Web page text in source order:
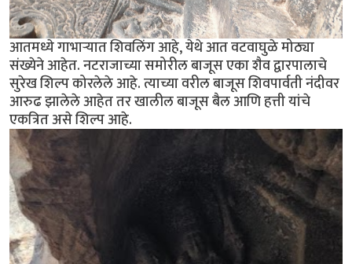
आतमध्ये गाभार्‍यात शिवलिंग आहे, येथे आत वटवाघुळे मोठ्या
संख्येने आहेत. नटराजाच्या समोरील बाजूस एका शैव द्वारपालाचे
सुरेख शिल्प कोरलेले आहे. त्याच्या वरील बाजूस शिवपार्वती नंदीवर
आरुढ झालेले आहेत तर खालील बाजूस बैल आणि हत्ती यांचे
एकत्रित असे शिल्प आहे.